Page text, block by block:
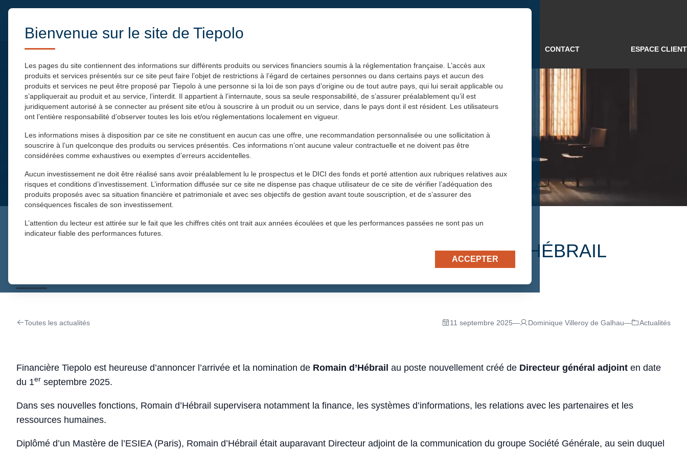
CONTACT ESPACE CLIENT
COMMUNIQUÉ DE PRESSE : TIEPOLO NOMME ROMAIN D’HÉBRAIL
Toutes les actualités 11 septembre 2025— Dominique Villeroy de Galhau— Actualités
Financière Tiepolo est heureuse d’annoncer l’arrivée et la nomination de Romain d’Hébrail au poste nouvellement créé de Directeur général adjoint en date
du 1er septembre 2025.
Dans ses nouvelles fonctions, Romain d’Hébrail supervisera notamment la finance, les systèmes d’informations, les relations avec les partenaires et les
ressources humaines.
Diplômé d’un Mastère de l’ESIEA (Paris), Romain d’Hébrail était auparavant Directeur adjoint de la communication du groupe Société Générale, au sein duquel
Bienvenue sur le site de Tiepolo
Les pages du site contiennent des informations sur différents produits ou services financiers soumis à la réglementation française. L’accès aux
produits et services présentés sur ce site peut faire l’objet de restrictions à l’égard de certaines personnes ou dans certains pays et aucun des
produits et services ne peut être proposé par Tiepolo à une personne si la loi de son pays d’origine ou de tout autre pays, qui lui serait applicable ou
s’appliquerait au produit et au service, l’interdit. Il appartient à l’internaute, sous sa seule responsabilité, de s’assurer préalablement qu’il est
juridiquement autorisé à se connecter au présent site et/ou à souscrire à un produit ou un service, dans le pays dont il est résident. Les utilisateurs
ont l’entière responsabilité d’observer toutes les lois et/ou réglementations localement en vigueur.
Les informations mises à disposition par ce site ne constituent en aucun cas une offre, une recommandation personnalisée ou une sollicitation à
souscrire à l’un quelconque des produits ou services présentés. Ces informations n’ont aucune valeur contractuelle et ne doivent pas être
considérées comme exhaustives ou exemptes d’erreurs accidentelles.
Aucun investissement ne doit être réalisé sans avoir préalablement lu le prospectus et le DICI des fonds et porté attention aux rubriques relatives aux
risques et conditions d’investissement. L’information diffusée sur ce site ne dispense pas chaque utilisateur de ce site de vérifier l’adéquation des
produits proposés avec sa situation financière et patrimoniale et avec ses objectifs de gestion avant toute souscription, et de s’assurer des
conséquences fiscales de son investissement.
L’attention du lecteur est attirée sur le fait que les chiffres cités ont trait aux années écoulées et que les performances passées ne sont pas un
indicateur fiable des performances futures.
ACCEPTER